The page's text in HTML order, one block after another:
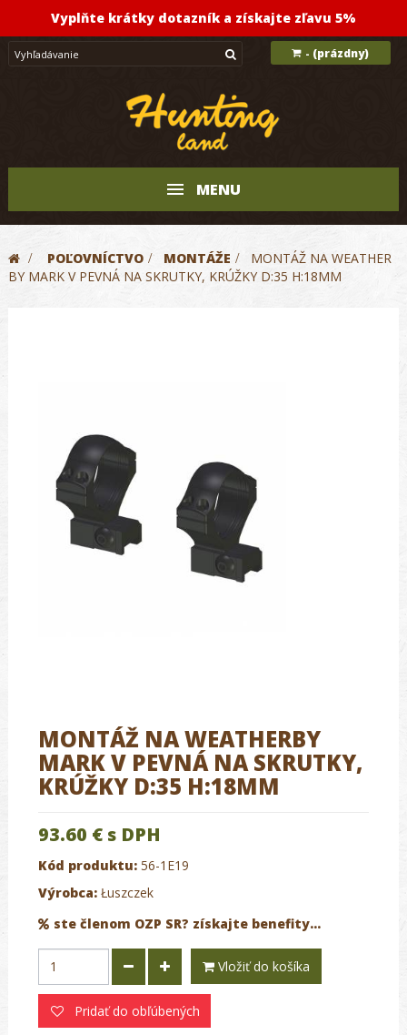
Vyplňte krátky dotazník a získajte zľavu 5%
- (prázdny)
MENU
> POĽOVNÍCTVO > MONTÁŽE >
MONTÁŽ NA WEATHER
BY MARK V PEVNÁ NA SKRUTKY, KRÚŽKY D:35 H:18MM
MONTÁŽ NA WEATHERBY
MARK V PEVNÁ NA SKRUTKY,
KRÚŽKY D:35 H:18MM
93.60 € s DPH
Kód produktu: 56-1E19
Výrobca: Łuszczek
ste členom OZP SR? získajte benefity...
Vložiť do košíka
Pridať do obľúbených